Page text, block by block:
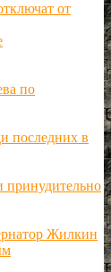
от
по
последних в
принудительно
Жилкин